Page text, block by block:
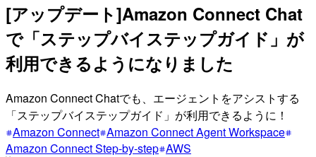
[アップデート]Amazon Connect Chat
で「ステップバイステップガイド」が
利用できるようになりました
Amazon Connect Chatでも、エージェントをアシストする
「ステップバイステップガイド」が利用できるように！
Amazon Connect Amazon Connect Agent Workspace
Amazon Connect Step-by-step AWS